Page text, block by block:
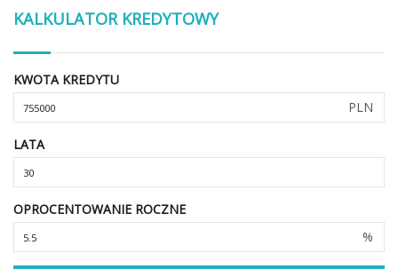
KALKULATOR KREDYTOWY
KWOTA KREDYTU
PLN
LATA
OPROCENTOWANIE ROCZNE
%